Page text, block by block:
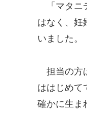
「マタ
はなく、妊
いました。
担当の方
ははじめて
確かに生ま